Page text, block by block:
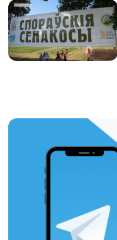
https://t.me/minskctvby